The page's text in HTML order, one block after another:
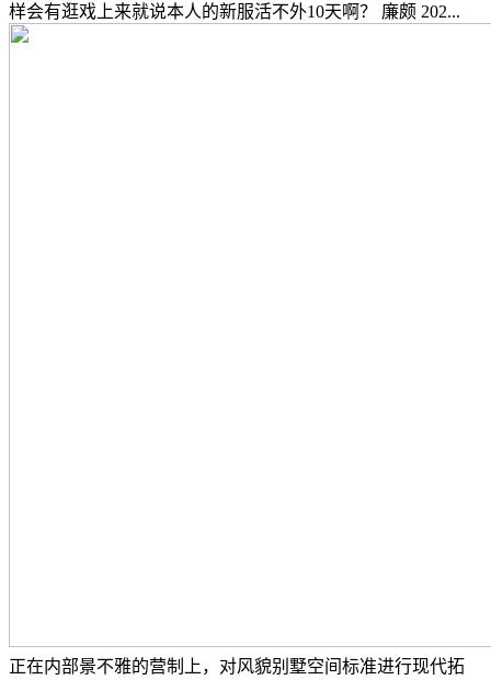
样会有逛戏上来就说本人的新服活不外10天啊？ 廉颇 202...
正在内部景不雅的营制上，对风貌别墅空间标准进行现代拓